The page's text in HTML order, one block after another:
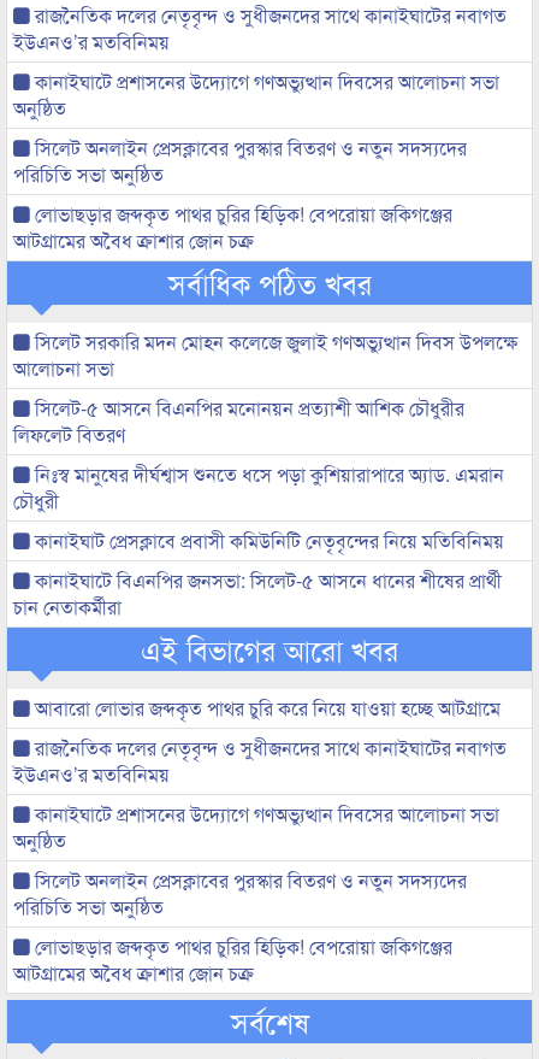
রাজনৈতিক দলের নেতৃবৃন্দ ও সুধীজনদের সাথে কানাইঘাটের নবাগত
ইউএনও’র মতবিনিময়
কানাইঘাটে প্রশাসনের উদ্যোগে গণঅভ্যুত্থান দিবসের আলোচনা সভা
অনুষ্ঠিত
সিলেট অনলাইন প্রেসক্লাবের পুরস্কার বিতরণ ও নতুন সদস্যদের
পরিচিতি সভা অনুষ্ঠিত
লোভাছড়ার জব্দকৃত পাথর চুরির হিড়িক! বেপরোয়া জকিগঞ্জের
আটগ্রামের অবৈধ ক্রাশার জোন চক্র
সর্বাধিক পঠিত খবর
সিলেট সরকারি মদন মোহন কলেজে জুলাই গণঅভ্যুত্থান দিবস উপলক্ষে
আলোচনা সভা
সিলেট-৫ আসনে বিএনপির মনোনয়ন প্রত্যাশী আশিক চৌধুরীর
লিফলেট বিতরণ
নিঃস্ব মানুষের দীর্ঘশ্বাস শুনতে ধসে পড়া কুশিয়ারাপারে অ্যাড. এমরান
চৌধুরী
কানাইঘাট প্রেসক্লাবে প্রবাসী কমিউনিটি নেতৃবৃন্দের নিয়ে মতিবিনিময়
কানাইঘাটে বিএনপির জনসভা: সিলেট-৫ আসনে ধানের শীষের প্রার্থী
চান নেতাকর্মীরা
এই বিভাগের আরো খবর
আবারো লোভার জব্দকৃত পাথর চুরি করে নিয়ে যাওয়া হচ্ছে আটগ্রামে
রাজনৈতিক দলের নেতৃবৃন্দ ও সুধীজনদের সাথে কানাইঘাটের নবাগত
ইউএনও’র মতবিনিময়
কানাইঘাটে প্রশাসনের উদ্যোগে গণঅভ্যুত্থান দিবসের আলোচনা সভা
অনুষ্ঠিত
সিলেট অনলাইন প্রেসক্লাবের পুরস্কার বিতরণ ও নতুন সদস্যদের
পরিচিতি সভা অনুষ্ঠিত
লোভাছড়ার জব্দকৃত পাথর চুরির হিড়িক! বেপরোয়া জকিগঞ্জের
আটগ্রামের অবৈধ ক্রাশার জোন চক্র
সর্বশেষ